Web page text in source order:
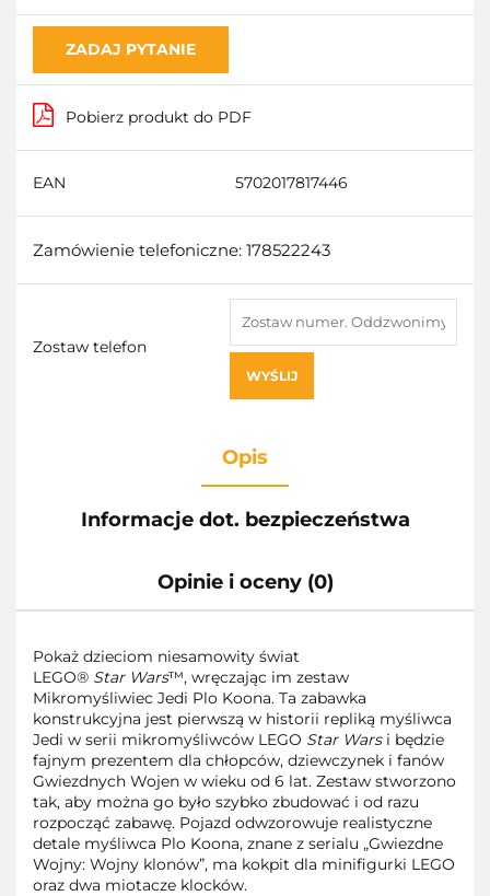
ZADAJ PYTANIE
Pobierz produkt do PDF
EAN 5702017817446
Zamówienie telefoniczne: 178522243
Zostaw telefon
WYŚLIJ
Opis
Informacje dot. bezpieczeństwa
Opinie i oceny (0)
Pokaż dzieciom niesamowity świat
LEGO® Star Wars™, wręczając im zestaw
Mikromyśliwiec Jedi Plo Koona. Ta zabawka
konstrukcyjna jest pierwszą w historii repliką myśliwca
Jedi w serii mikromyśliwców LEGO Star Wars i będzie
fajnym prezentem dla chłopców, dziewczynek i fanów
Gwiezdnych Wojen w wieku od 6 lat. Zestaw stworzono
tak, aby można go było szybko zbudować i od razu
rozpocząć zabawę. Pojazd odwzorowuje realistyczne
detale myśliwca Plo Koona, znane z serialu „Gwiezdne
Wojny: Wojny klonów”, ma kokpit dla minifigurki LEGO
oraz dwa miotacze klocków.